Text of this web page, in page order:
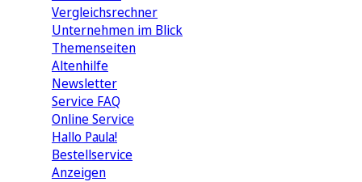
Vergleichsrechner
Unternehmen im Blick
Themenseiten
Altenhilfe
Newsletter
Service FAQ
Online Service
Hallo Paula!
Bestellservice
Anzeigen